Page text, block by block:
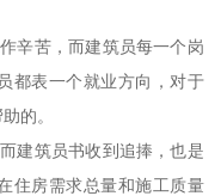
辛苦，而建筑员每一个岗
都表一个就业方向，对于
的。
建筑员书收到追捧，也是
住房需求总量和施工质量